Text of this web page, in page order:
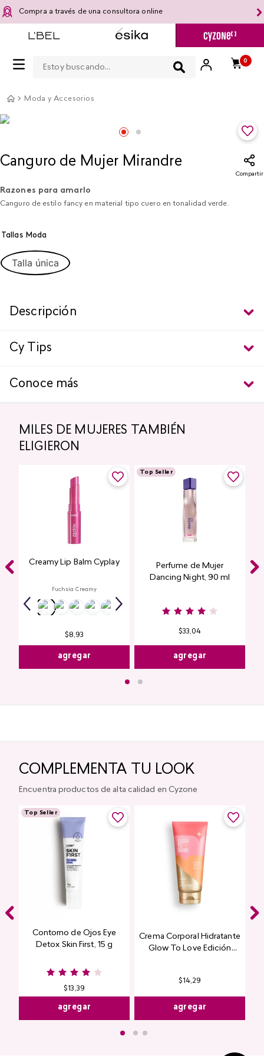
Compra a través de una consultora online
0
Moda y Accesorios
Canguro de Mujer Mirandre
Compartir
Razones para amarlo
Canguro de estilo fancy en material tipo cuero en tonalidad verde.
Tallas Moda
Talla única
Descripción
Cy Tips
Conoce más
MILES DE MUJERES TAMBIÉN
ELIGIERON
Creamy Lip Balm Cyplay
Fuchsia Creamy
$8,93
agregar
Top Seller
Perfume de Mujer
Dancing Night, 90 ml
$33,04
agregar
COMPLEMENTA TU LOOK
Encuentra productos de alta calidad en Cyzone
Top Seller
Contorno de Ojos Eye
Detox Skin First, 15 g
$13,39
agregar
Crema Corporal Hidratante
Glow To Love Edición
$14,29
agregar